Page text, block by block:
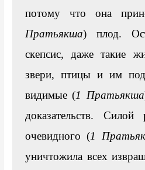
потому что она
Пратьякша) плод.
скепсис, даже такие
звери, птицы и им
видимые (1 Пратьякша
доказательств. Силой
очевидного (1
уничтожила всех